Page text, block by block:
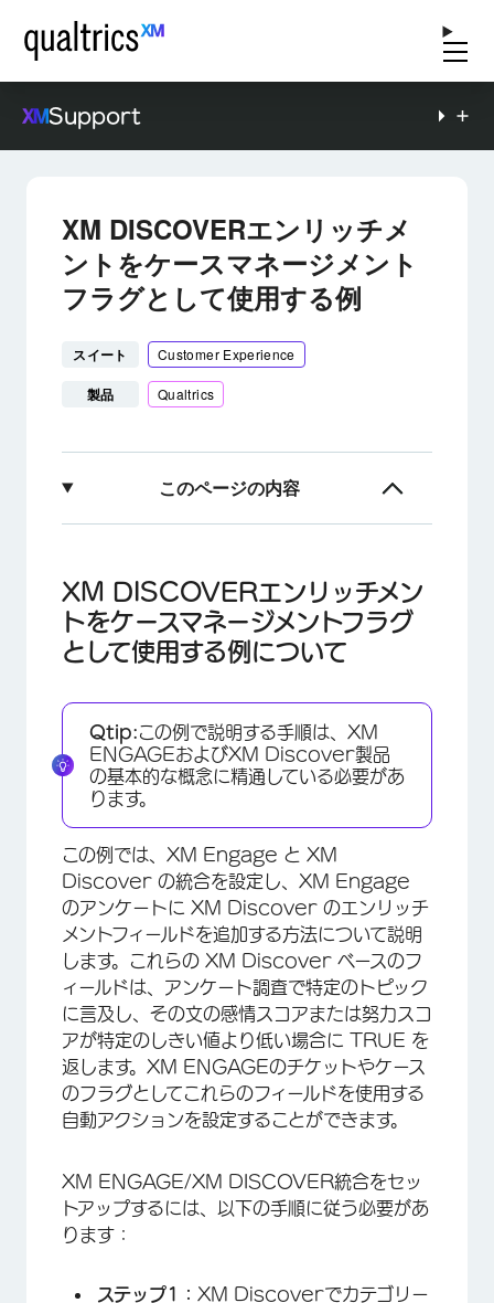
Support
XM DISCOVERエンリッチメ
ントをケースマネージメント
フラグとして使用する例
スイート Customer Experience
製品 Qualtrics
このページの内容
ステップ1：XM Discoverでカテゴリーモデル
を作成する
ールドを作成する。
ステップ 3: XM Engage から XM Discover
にアンケート調査データをロードする。
ステップ4：XM Discover Enrichmentsで
新する
ステップ5：フラグフィールドに基づく自動アクシ
ョンの設定
XM DISCOVERエンリッチメン
トをケースマネージメントフラグ
として使用する例について
Qtip:この例で説明する手順は、XM
ENGAGEおよびXM Discover製品
の基本的な概念に精通している必要があ
ります。
この例では、XM Engage と XM
Discover の統合を設定し、XM Engage
のアンケートに XM Discover のエンリッチ
メントフィールドを追加する方法について説明
します。これらの XM Discover ベースのフ
ィールドは、アンケート調査で特定のトピック
に言及し、その文の感情スコアまたは努力スコ
アが特定のしきい値より低い場合に TRUE を
返します。XM ENGAGEのチケットやケース
のフラグとしてこれらのフィールドを使用する
自動アクションを設定することができます。
XM ENGAGE/XM DISCOVER統合をセッ
トアップするには、以下の手順に従う必要があ
ります：
ステップ1： XM Discoverでカテゴリー